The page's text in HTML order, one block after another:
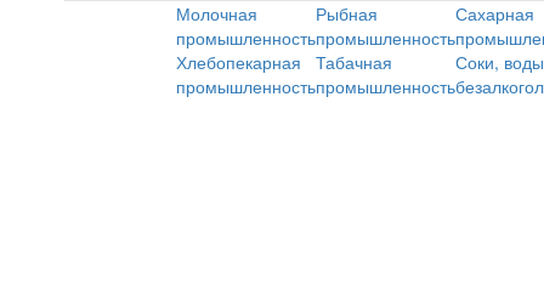
Молочная
промышленность
Рыбная
промышленность
Сахарная
Хлебопекарная
промышленность
Табачная
промышленность
Соки,